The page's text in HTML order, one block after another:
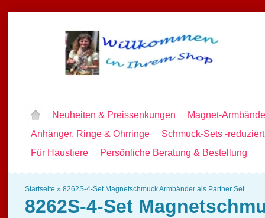
Neuheiten & Preissenkungen
Magnet-
Anhänger, Ringe & Ohrringe
Schmuck-Sets -
Für Haustiere
Persönliche Beratung & Bestellung
Startseite » 8262S-4-Set Magnetschmuck Armbänder als Partner Set
8262S-4-Set